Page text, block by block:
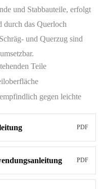
und Stabbauteile, erfolgt
durch das Querloch
und Querzug sind
Teile
gegen leichte
PDF
PDF